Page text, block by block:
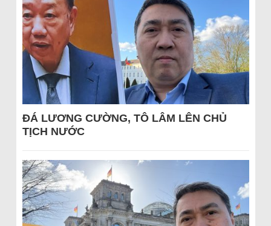
ĐÁ LƯƠNG CƯỜNG, TÔ LÂM LÊN CHỦ
TỊCH NƯỚC